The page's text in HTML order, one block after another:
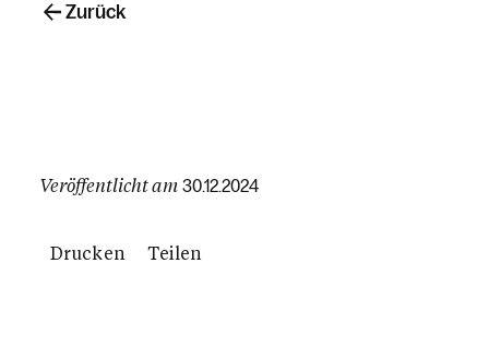
Veröffentlicht am 30.12.2024
Drucken Teilen
Zurück